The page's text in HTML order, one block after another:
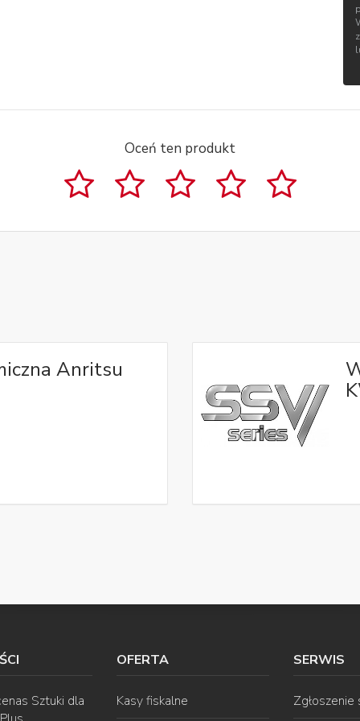
Oceń ten produkt
Anritsu
Sztuki dla
OFERTA
Kasy fiskalne
SERWIS